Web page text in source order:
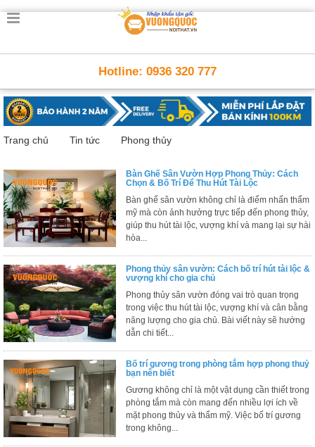
Trang
Thông
Minh
Nội
thông
Nội
Thất
Trẻ
Em
Giường
tầng,
học, tủ
sách
Nội
Thất
Phòng
Sofa,
rượu,
Bàn
trà...
Nội
Hotline: 0936 320 777
Trang chủ Tin tức Phong thủy
Bàn Ghế Sân Vườn Hợp Phong Thủy: Cách
Chọn & Bố Trí Để Thu Hút Tài Lộc
Bàn ghế sân vườn không chỉ là điểm nhấn thẩm
mỹ mà còn ảnh hưởng trực tiếp đến phong thủy,
giúp thu hút tài lộc, vượng khí và mang lại sự hài
hòa...
Phong thủy sân vườn: Cách bố trí hút tài lộc &
vượng khí cho gia chủ
Phong thủy sân vườn đóng vai trò quan trọng
trong việc thu hút tài lộc, vượng khí và cân bằng
năng lượng cho gia chủ. Bài viết này sẽ hướng
dẫn chi tiết...
Bố trí gương trong phòng tắm hợp phong thuỷ
bạn nên biết
Gương không chỉ là một vật dụng cần thiết trong
phòng tắm mà còn mang đến nhiều lợi ích về
mặt phong thủy và thẩm mỹ. Việc bố trí gương
trong không...